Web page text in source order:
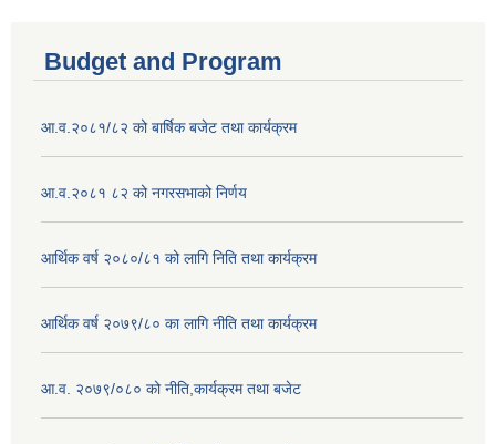
Budget and Program
आ.व.२०८१/८२ को बार्षिक बजेट तथा कार्यक्रम
आ.व.२०८१ ८२ को नगरसभाको निर्णय
आर्थिक वर्ष २०८०/८१ को लागि निति तथा कार्यक्रम
आर्थिक वर्ष २०७९/८० का लागि नीति तथा कार्यक्रम
आ.व. २०७९/०८० को नीति,कार्यक्रम तथा बजेट